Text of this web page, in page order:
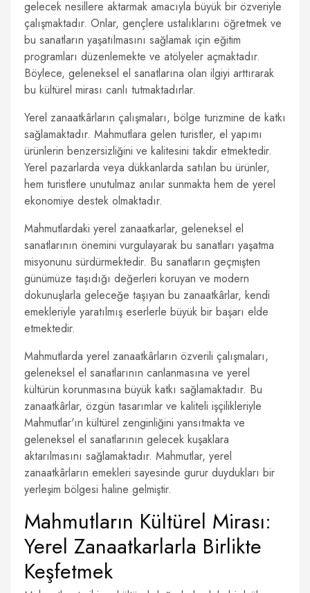
gelecek nesillere aktarmak amacıyla büyük bir özveriyle
çalışmaktadır. Onlar, gençlere ustalıklarını öğretmek ve
bu sanatların yaşatılmasını sağlamak için eğitim
programları düzenlemekte ve atölyeler açmaktadır.
Böylece, geleneksel el sanatlarına olan ilgiyi arttırarak
bu kültürel mirası canlı tutmaktadırlar.
Yerel zanaatkârların çalışmaları, bölge turizmine de katkı
sağlamaktadır. Mahmutlara gelen turistler, el yapımı
ürünlerin benzersizliğini ve kalitesini takdir etmektedir.
Yerel pazarlarda veya dükkanlarda satılan bu ürünler,
hem turistlere unutulmaz anılar sunmakta hem de yerel
ekonomiye destek olmaktadır.
Mahmutlardaki yerel zanaatkarlar, geleneksel el
sanatlarının önemini vurgulayarak bu sanatları yaşatma
misyonunu sürdürmektedir. Bu sanatların geçmişten
günümüze taşıdığı değerleri koruyan ve modern
dokunuşlarla geleceğe taşıyan bu zanaatkârlar, kendi
emekleriyle yaratılmış eserlerle büyük bir başarı elde
etmektedir.
Mahmutlarda yerel zanaatkârların özverili çalışmaları,
geleneksel el sanatlarının canlanmasına ve yerel
kültürün korunmasına büyük katkı sağlamaktadır. Bu
zanaatkârlar, özgün tasarımlar ve kaliteli işçilikleriyle
Mahmutlar'ın kültürel zenginliğini yansıtmakta ve
geleneksel el sanatlarının gelecek kuşaklara
aktarılmasını sağlamaktadır. Mahmutlar, yerel
zanaatkârların emekleri sayesinde gurur duydukları bir
yerleşim bölgesi haline gelmiştir.
Mahmutların Kültürel Mirası:
Yerel Zanaatkarlarla Birlikte
Keşfetmek